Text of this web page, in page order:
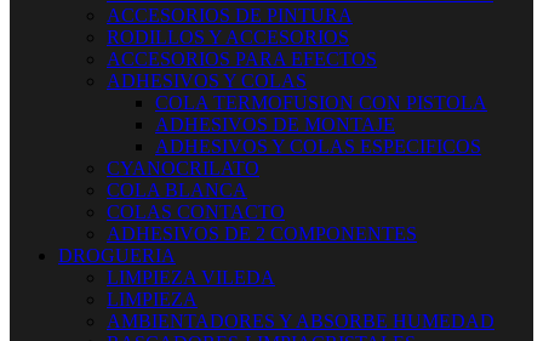
ACCESORIOS DE PINTURA
RODILLOS Y ACCESORIOS
ACCESORIOS PARA EFECTOS
ADHESIVOS Y COLAS
COLA TERMOFUSION CON PISTOLA
ADHESIVOS DE MONTAJE
ADHESIVOS Y COLAS ESPECIFICOS
CYANOCRILATO
COLA BLANCA
COLAS CONTACTO
ADHESIVOS DE 2 COMPONENTES
DROGUERIA
LIMPIEZA VILEDA
LIMPIEZA
AMBIENTADORES Y ABSORBE HUMEDAD